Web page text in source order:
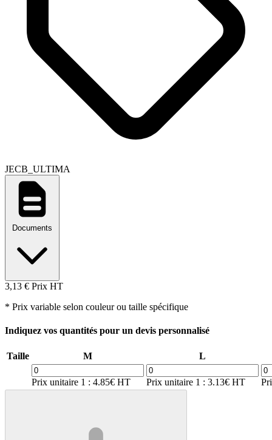
JECB_ULTIMA
Documents
3,13 € Prix HT
* Prix variable selon couleur ou taille spécifique
Indiquez vos quantités pour un devis personnalisé
Taille M L
Prix unitaire 1 : 4.85€ HT Prix unitaire 1 : 3.13€ HT